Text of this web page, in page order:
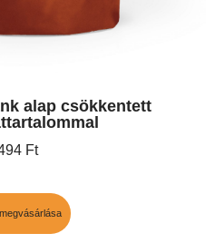
alap csökkentett
Ft